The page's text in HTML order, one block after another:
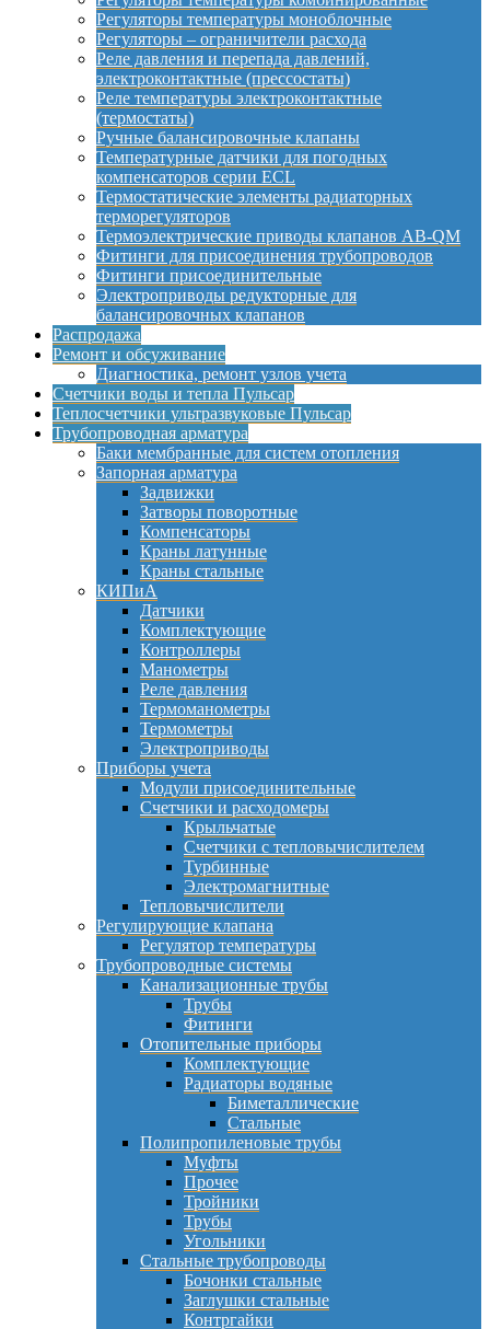
Регуляторы температуры моноблочные
Регуляторы – ограничители расхода
Реле давления и перепада давлений,
электроконтактные (прессостаты)
Реле температуры электроконтактные
(термостаты)
Ручные балансировочные клапаны
Температурные датчики для погодных
компенсаторов серии ECL
Термостатические элементы радиаторных
терморегуляторов
Термоэлектрические приводы клапанов AB-QM
Фитинги для присоединения трубопроводов
Фитинги присоединительные
Электроприводы редукторные для
балансировочных клапанов
Распродажа
Ремонт и обсуживание
Диагностика, ремонт узлов учета
Счетчики воды и тепла Пульсар
Теплосчетчики ультразвуковые Пульсар
Трубопроводная арматура
Баки мембранные для систем отопления
Запорная арматура
Задвижки
Затворы поворотные
Компенсаторы
Краны латунные
Краны стальные
КИПиА
Датчики
Комплектующие
Контроллеры
Манометры
Реле давления
Термоманометры
Термометры
Электроприводы
Приборы учета
Модули присоединительные
Счетчики и расходомеры
Крыльчатые
Счетчики с тепловычислителем
Турбинные
Электромагнитные
Тепловычислители
Регулирующие клапана
Регулятор температуры
Трубопроводные системы
Канализационные трубы
Трубы
Фитинги
Отопительные приборы
Комплектующие
Радиаторы водяные
Биметаллические
Стальные
Полипропиленовые трубы
Муфты
Прочее
Тройники
Трубы
Угольники
Стальные трубопроводы
Бочонки стальные
Заглушки стальные
Контргайки